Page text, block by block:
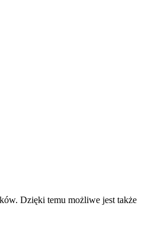
Dzięki temu możliwe jest także